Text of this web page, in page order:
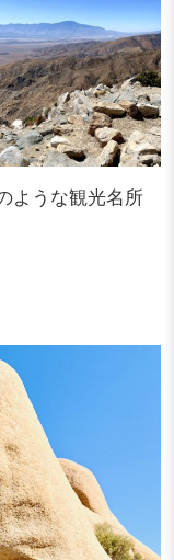
ような観光名所